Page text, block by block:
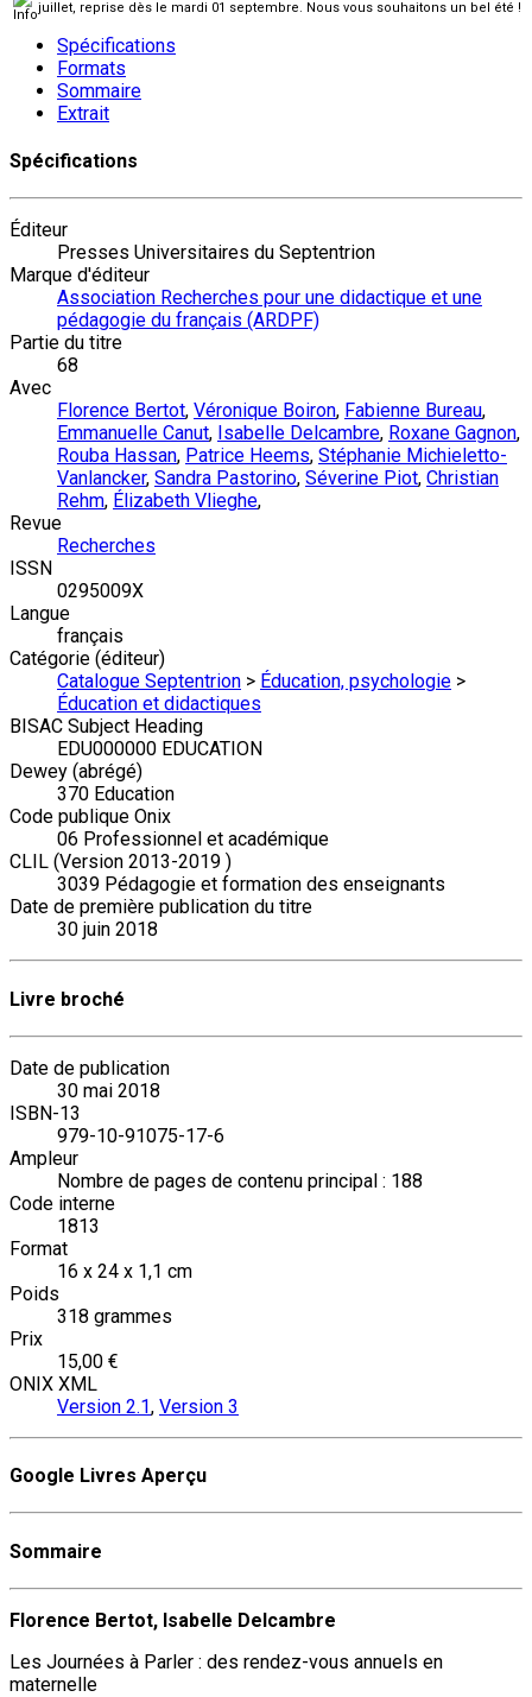
juillet, reprise dès le mardi 01 septembre. Nous vous souhaitons un bel été !
Spécifications
Formats
Sommaire
Extrait
Spécifications
Éditeur
Presses Universitaires du Septentrion
Marque d'éditeur
Association Recherches pour une didactique et une
pédagogie du français (ARDPF)
Partie du titre
68
Avec
Florence Bertot, Véronique Boiron, Fabienne Bureau,
Emmanuelle Canut, Isabelle Delcambre, Roxane Gagnon,
Rouba Hassan, Patrice Heems, Stéphanie Michieletto-
Vanlancker, Sandra Pastorino, Séverine Piot, Christian
Rehm, Élizabeth Vlieghe,
Revue
Recherches
ISSN
0295009X
Langue
français
Catégorie (éditeur)
Catalogue Septentrion > Éducation, psychologie >
Éducation et didactiques
BISAC Subject Heading
EDU000000 EDUCATION
Dewey (abrégé)
370 Education
Code publique Onix
06 Professionnel et académique
CLIL (Version 2013-2019 )
3039 Pédagogie et formation des enseignants
Date de première publication du titre
30 juin 2018
Livre broché
Date de publication
30 mai 2018
ISBN-13
979-10-91075-17-6
Ampleur
Nombre de pages de contenu principal : 188
Code interne
1813
Format
16 x 24 x 1,1 cm
Poids
318 grammes
Prix
15,00 €
ONIX XML
Version 2.1, Version 3
Google Livres Aperçu
Sommaire
Florence Bertot, Isabelle Delcambre
Les Journées à Parler : des rendez-vous annuels en
maternelle